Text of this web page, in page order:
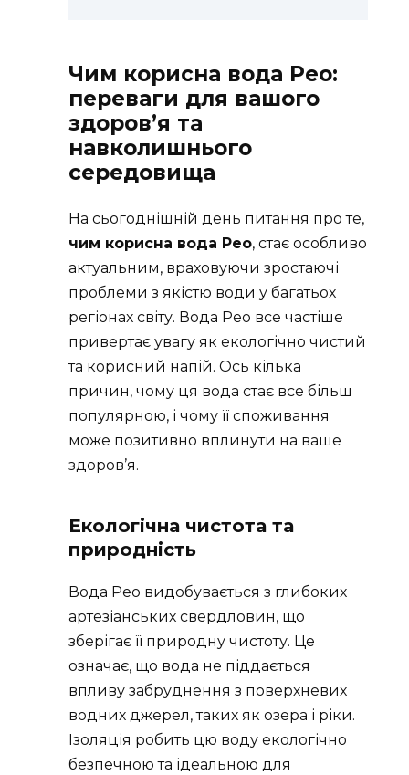
Чим корисна вода Рео:
переваги для вашого
здоров’я та
навколишнього
середовища
На сьогоднішній день питання про те,
чим корисна вода Рео, стає особливо
актуальним, враховуючи зростаючі
проблеми з якістю води у багатьох
регіонах світу. Вода Рео все частіше
привертає увагу як екологічно чистий
та корисний напій. Ось кілька
причин, чому ця вода стає все більш
популярною, і чому її споживання
може позитивно вплинути на ваше
здоров’я.
Екологічна чистота та
природність
Вода Рео видобувається з глибоких
артезіанських свердловин, що
зберігає її природну чистоту. Це
означає, що вода не піддається
впливу забруднення з поверхневих
водних джерел, таких як озера і ріки.
Ізоляція робить цю воду екологічно
безпечною та ідеальною для